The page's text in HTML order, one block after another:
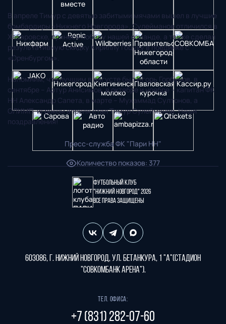
В апреле Тимур с девятью забитыми мячами вышел в лучшие
бомбардиры «Нижнего Новгорода». Сулейманов отличился в
Хабаровске, принеся победу нашей команде, а также сделал
результативную скидку Кириллу Гоцуку в поединке с
«Оренбургом».
Напомним, что лучшим в августе был Игорь Горбунов, в
сентябре – Артур Анисимов, в октябре и ноябре – капитан ФК
НН Александр Сапета, в марте – Мухаммад Султонов, а
ОЛИМП-игроком апреля стал Тимур Сулейманов. Наши
поздравления!
Пресс-служба ФК "Пари НН"
Количество показов: 377
Футбольный клуб
"Нижний Новгород" 2026
Все права защищены
603086, г. Нижний Новгород, ул. Бетанкура, 1 "А"(стадион
"СОВКОМБАНК АРЕНА").
Тел. офиса:
+7 (831) 282-07-60